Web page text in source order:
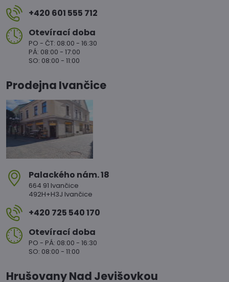
+420 601 555 712
Otevírací doba
PO - ČT: 08:00 - 16:30
PÁ: 08:00 - 17:00
SO: 08:00 - 11:00
Prodejna Ivančice
Palackého nám​. 18
664 91 Ivančice
492H+H3J Ivančice
+420 725 540 170
Otevírací doba
PO - PÁ: 08:00 - 16:30
SO: 08:00 - 11:00
Hrušovany Nad Jevišovkou